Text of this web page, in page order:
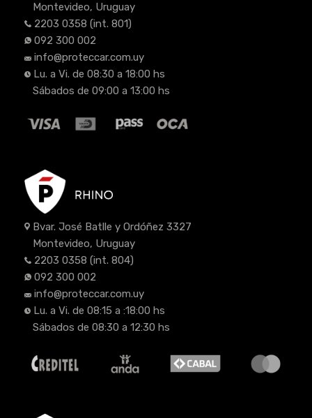
Montevideo, Uruguay
2203 0358 (int. 801)
092 300 002
info@proteccar.com.uy
Lu. a Vi. de 08:30 a 18:00 hs
Sábados de 09:00 a 13:00 hs
Bvar. José Batlle y Ordóñez 3327
Montevideo, Uruguay
2203 0358 (int. 804)
092 300 002
info@proteccar.com.uy
Lu. a Vi. de 08:15 a :18:00 hs
Sábados de 08:30 a 12:30 hs